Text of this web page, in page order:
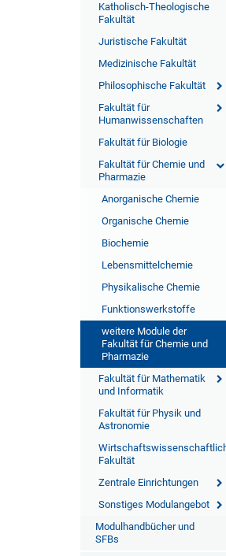
Katholisch-Theologische
Fakultät
Juristische Fakultät
Medizinische Fakultät
Philosophische Fakultät
Fakultät für
Humanwissenschaften
Fakultät für Biologie
Fakultät für Chemie und
Pharmazie
Anorganische Chemie
Organische Chemie
Biochemie
Lebensmittelchemie
Physikalische Chemie
Funktionswerkstoffe
weitere Module der
Fakultät für Chemie und
Pharmazie
Fakultät für Mathematik
und Informatik
Fakultät für Physik und
Astronomie
Fakultät
Zentrale Einrichtungen
Sonstiges Modulangebot
Modulhandbücher und
SFBs